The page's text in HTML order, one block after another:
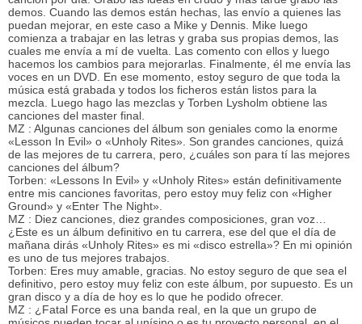
demos. Cuando las demos están hechas, las envío a quienes las
puedan mejorar, en este caso a Mike y Dennis. Mike luego
comienza a trabajar en las letras y graba sus propias demos, las
cuales me envía a mí de vuelta. Las comento con ellos y luego
hacemos los cambios para mejorarlas. Finalmente, él me envía las
voces en un DVD. En ese momento, estoy seguro de que toda la
música está grabada y todos los ficheros están listos para la
mezcla. Luego hago las mezclas y Torben Lysholm obtiene las
canciones del master final.
MZ : Algunas canciones del álbum son geniales como la enorme
«Lesson In Evil» o «Unholy Rites». Son grandes canciones, quizá
de las mejores de tu carrera, pero, ¿cuáles son para tí las mejores
canciones del álbum?
Torben: «Lessons In Evil» y «Unholy Rites» están definitivamente
entre mis canciones favoritas, pero estoy muy feliz con «Higher
Ground» y «Enter The Night».
MZ : Diez canciones, diez grandes composiciones, gran voz…
¿Este es un álbum definitivo en tu carrera, ese del que el día de
mañana dirás «Unholy Rites» es mi «disco estrella»? En mi opinión
es uno de tus mejores trabajos.
Torben: Eres muy amable, gracias. No estoy seguro de que sea el
definitivo, pero estoy muy feliz con este álbum, por supuesto. Es un
gran disco y a día de hoy es lo que he podido ofrecer.
MZ : ¿Fatal Force es una banda real, en la que un grupo de